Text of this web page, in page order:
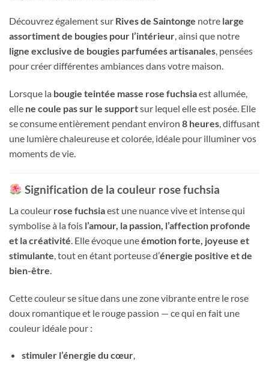
Découvrez également sur Rives de Saintonge notre large
assortiment de bougies pour l’intérieur , ainsi que notre
ligne exclusive de bougies parfumées artisanales , pensées
pour créer différentes ambiances dans votre maison.
Lorsque la bougie teintée masse rose fuchsiaest allumée,
elle ne coule pas sur le supportsur lequel elle est posée. Elle
se consume entièrement pendant environ 8 heures , diffusant
une lumière chaleureuse et colorée, idéale pour illuminer vos
moments de vie.
Signification de la couleur rose fuchsia
La couleur rose fuchsiaest une nuance vive et intense qui
symbolise à la fois l’amour, la passion, l’affection profonde
et la créativité. Elle évoque uneémotion forte, joyeuse et
stimulante, tout en étant porteuse d’énergie positive et de
bien-être.
Cette couleur se situe dans une zone vibrante entre le rose
doux romantique et le rouge passion — ce qui en fait une
couleur idéale pour :
stimuler l’énergie du cœur,